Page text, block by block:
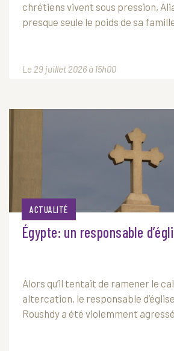
chrétiens vivent sous pression,
presque seule le poids de sa
Le 29 juillet 2026 à 15h00
ACTUALITÉ
Égypte: un responsable
Alors qu’il tentait de ramener le
altercation, le responsable
Roushdy a été violemment